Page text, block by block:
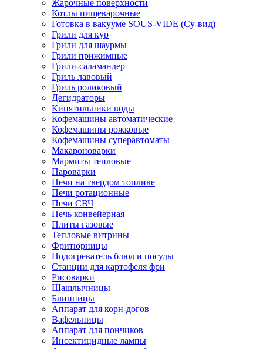
Жарочные поверхности
Котлы пищеварочные
Готовка в вакууме SOUS-VIDE (Су-вид)
Грили для кур
Грили для шаурмы
Грили прижимные
Грили-саламандер
Гриль лавовый
Гриль роликовый
Дегидраторы
Кипятильники воды
Кофемашины автоматические
Кофемашины рожковые
Кофемашины суперавтоматы
Макароноварки
Мармиты тепловые
Пароварки
Печи на твердом топливе
Печи ротационные
Печи СВЧ
Печь конвейерная
Плиты газовые
Тепловые витрины
Фритюрницы
Подогреватель блюд и посуды
Станции для картофеля фри
Рисоварки
Шашлычницы
Блинницы
Аппарат для корн-догов
Вафельницы
Аппарат для пончиков
Инсектицидные лампы